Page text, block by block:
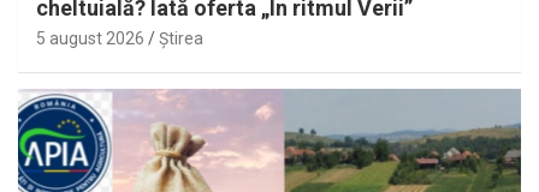
cheltuială? Iată oferta „În ritmul Verii”
5 august 2026 Ştirea